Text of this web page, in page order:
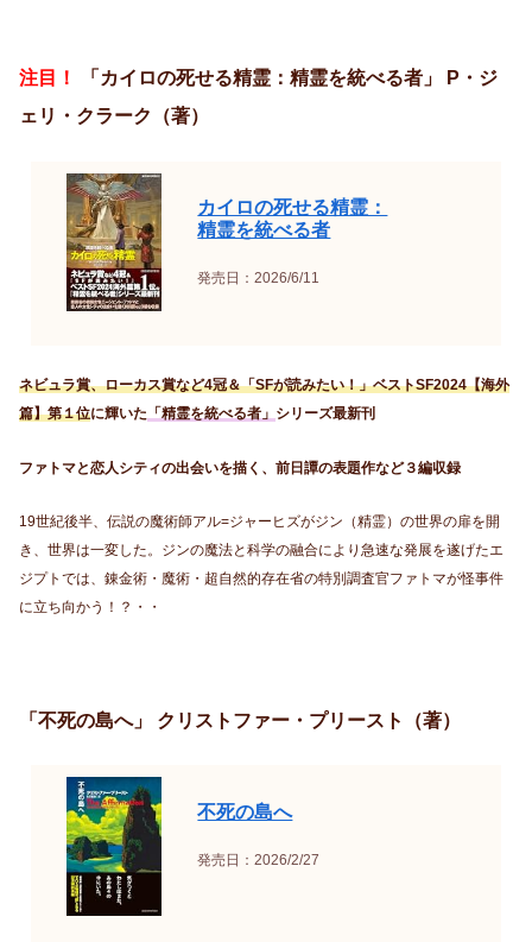
注目！
「カイロの死せる精霊：精霊を統べる者」 P・ジ
ェリ・クラーク（著）
カイロの死せる精霊：
精霊を統べる者
発売日：2026/6/11
ネビュラ賞、ローカス賞など4冠＆「SFが読みたい！」ベストSF2024【海外
篇】第１位に輝いた 「精霊を統べる者」 シリーズ最新刊
ファトマと恋人シティの出会いを描く、前日譚の表題作など３編収録
19世紀後半、伝説の魔術師アル=ジャーヒズがジン（精霊）の世界の扉を開
き、世界は一変した。ジンの魔法と科学の融合により急速な発展を遂げたエ
ジプトでは、錬金術・魔術・超自然的存在省の特別調査官ファトマが怪事件
に立ち向かう！？・・
「不死の島へ」 クリストファー・プリースト（著）
不死の島へ
発売日：2026/2/27